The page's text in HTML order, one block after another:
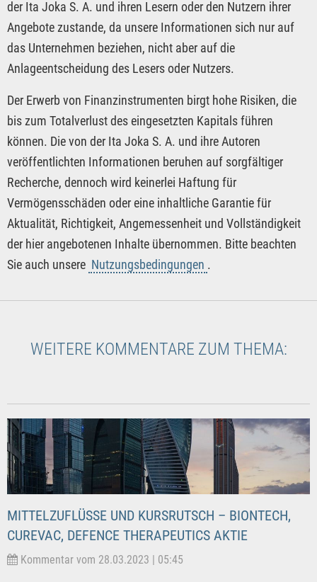
der Ita Joka S. A. und ihren Lesern oder den Nutzern ihrer
Angebote zustande, da unsere Informationen sich nur auf
das Unternehmen beziehen, nicht aber auf die
Anlageentscheidung des Lesers oder Nutzers.
Der Erwerb von Finanzinstrumenten birgt hohe Risiken, die
bis zum Totalverlust des eingesetzten Kapitals führen
können. Die von der Ita Joka S. A. und ihre Autoren
veröffentlichten Informationen beruhen auf sorgfältiger
Recherche, dennoch wird keinerlei Haftung für
Vermögensschäden oder eine inhaltliche Garantie für
Aktualität, Richtigkeit, Angemessenheit und Vollständigkeit
der hier angebotenen Inhalte übernommen. Bitte beachten
Sie auch unsere Nutzungsbedingungen .
WEITERE KOMMENTARE ZUM THEMA:
MITTELZUFLÜSSE UND KURSRUTSCH – BIONTECH,
CUREVAC, DEFENCE THERAPEUTICS AKTIE
Kommentar vom 28.03.2023 | 05:45